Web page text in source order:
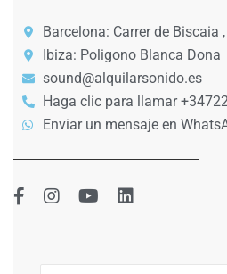
Barcelona: Carrer de Biscaia
Ibiza: Poligono Blanca Dona
sound@alquilarsonido.es
Haga clic para llamar
Enviar un mensaje en